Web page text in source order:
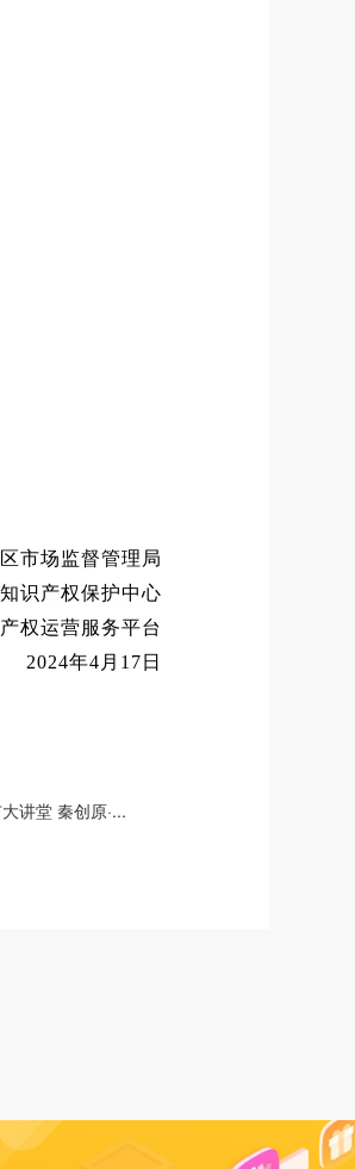
市场监督管理局
识产权保护中心
权运营服务平台
2024年4月17日
讲堂 秦创原·...